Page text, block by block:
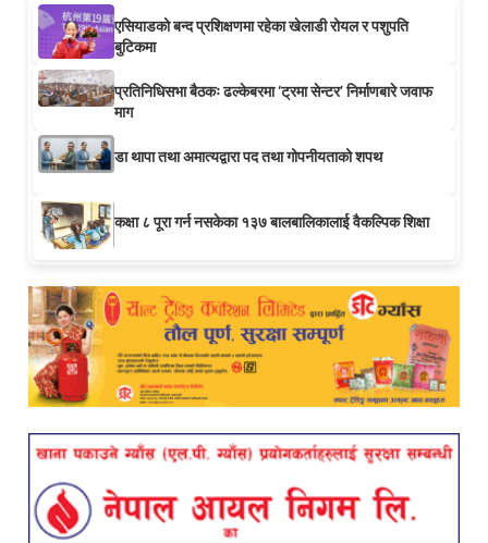
एसियाडको बन्द प्रशिक्षणमा रहेका खेलाडी रोयल र पशुपति
बुटिकमा
प्रतिनिधिसभा बैठकः ढल्केबरमा ‘ट्रमा सेन्टर’ निर्माणबारे जवाफ
माग
डा थापा तथा अमात्यद्वारा पद तथा गोपनीयताको शपथ
कक्षा ८ पूरा गर्न नसकेका १३७ बालबालिकालाई वैकल्पिक शिक्षा